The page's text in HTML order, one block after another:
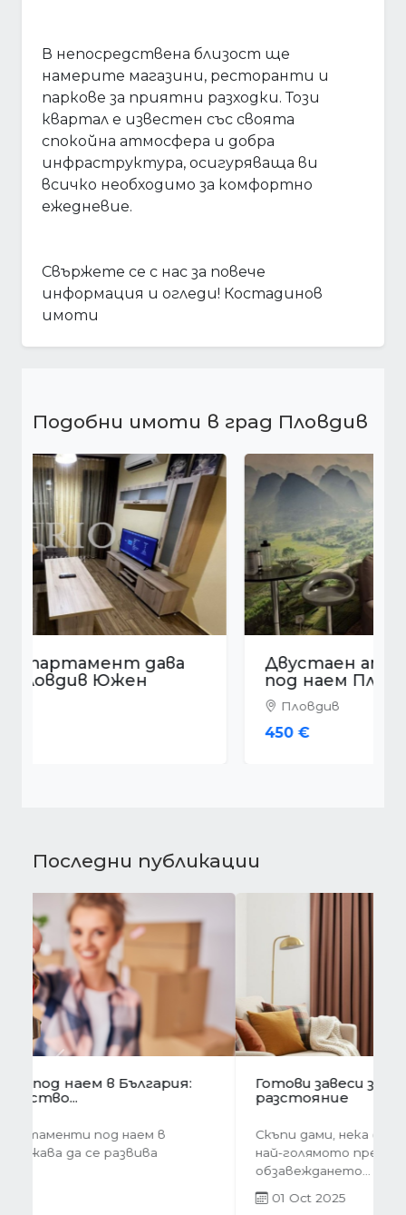
В непосредствена близост ще
намерите магазини, ресторанти и
паркове за приятни разходки. Този
квартал е известен със своята
спокойна атмосфера и добра
инфраструктура, осигуряваща ви
всичко необходимо за комфортно
ежедневие.
Свържете се с нас за повече
информация и огледи! Костадинов
имоти
Подобни имоти в град Пловдив
Двустаен апартамент дава
под наем Пловдив Тракия
Последни публикации
Готови завеси за хол на една ръка
разстояние
Скъпи дами, нека си признаем, че понякога
най-голямото предизвикателство в